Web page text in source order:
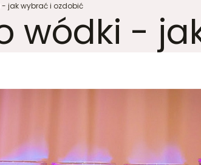
- jak wybrać i ozdobić
wódki -